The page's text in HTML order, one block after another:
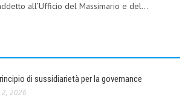
D’IMPRESA
CRIMINALISTICA
all’Ufficio del Massimario e del...
di sussidiarietà per la governance
2, 2026